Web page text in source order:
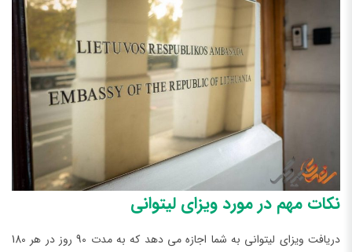
نکات مهم در مورد ویزای لیتوانی
دریافت ویزای لیتوانی به شما اجازه می دهد که به مدت 90 روز در هر 180